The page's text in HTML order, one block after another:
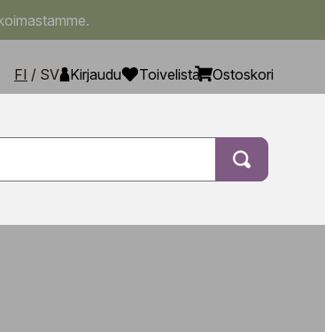
FI / SV Kirjaudu Toivelista Ostoskori